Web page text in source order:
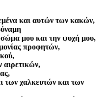
και αυτών των κακών,
σώμα μου και την ψυχή μου,
προφητών,
αιρετικών,
των χαλκευτών και των